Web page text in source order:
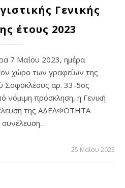
Γενικής
έτους 2023
χώρο των γραφείων της
Σοφοκλέους αρ. 33-5ος
πρόσκληση, η Γενική
της ΑΔΕΛΦΟΤΗΤΑ
25 Μαΐου 2023